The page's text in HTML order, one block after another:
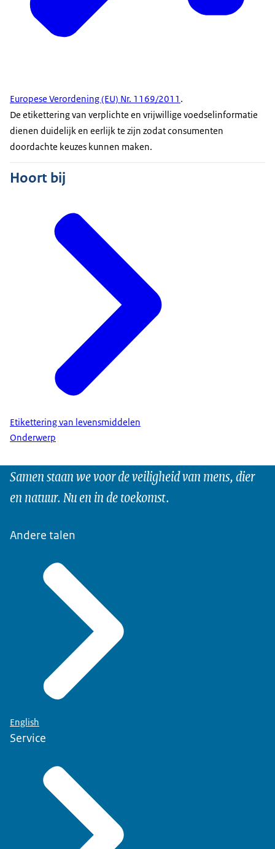
Europese Verordening (EU) Nr. 1169/2011 .
De etikettering van verplichte en vrijwillige voedselinformatie
dienen duidelijk en eerlijk te zijn zodat consumenten
doordachte keuzes kunnen maken.
Hoort bij
Etikettering van levensmiddelen
Onderwerp
Samen staan we voor de veiligheid van mens, dier
en natuur. Nu en in de toekomst.
Andere talen
English
Service